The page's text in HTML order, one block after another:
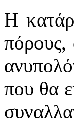
Η
πόρους,
που θα